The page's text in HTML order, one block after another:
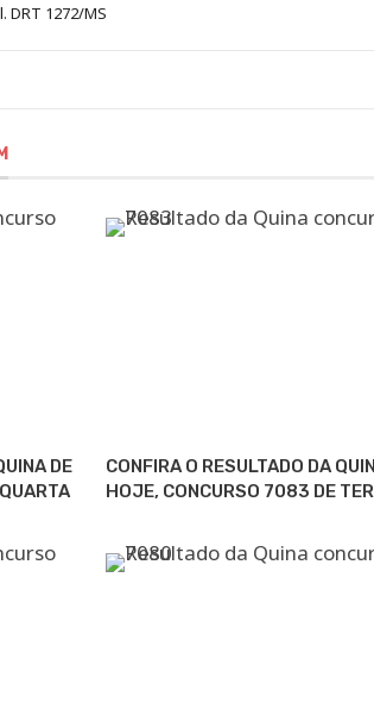
DRT 1272/MS
DE
CONFIRA O RESULTADO DA
HOJE, CONCURSO 7083 DE